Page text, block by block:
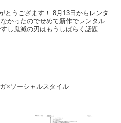
とうござます！ 8月13日からレンタ
かったのでせめて新作でレンタル
し鬼滅の刃はもうしばらく話題に
×ソーシャルスタイル